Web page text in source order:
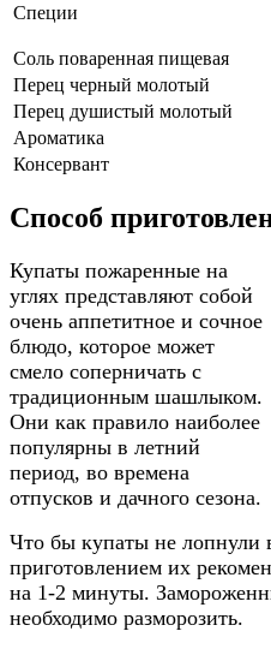
Специи
Соль поваренная пищевая
Перец черный молотый
Перец душистый молотый
Ароматика
Консервант
Способ
Купаты пожаренные на
углях представляют собой
очень аппетитное и сочное
блюдо, которое может
смело соперничать с
традиционным шашлыком.
Они как правило наиболее
популярны в летний
период, во времена
отпусков и дачного сезона.
Что бы купаты не лопнули
приготовлением их
на 1-2 минуты.
необходимо разморозить.